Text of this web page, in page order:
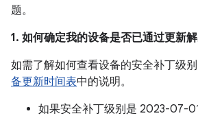
题。
1. 如何确定我的设备是否已通过更新
如需了解如何查看设备的安全补丁级
备更新时间表中的说明。
如果安全补丁级别是 2023-07-